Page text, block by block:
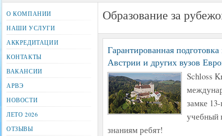
Образование за
Гарантированная
Австрии и других вузов
Schloss
замке
учебный
знаниям ребят!
О КОМПАНИИ
НАШИ УСЛУГИ
АККРЕДИТАЦИИ
КОНТАКТЫ
ВАКАНСИИ
АРВЭ
НОВОСТИ
ЛЕТО 2026
ОТЗЫВЫ